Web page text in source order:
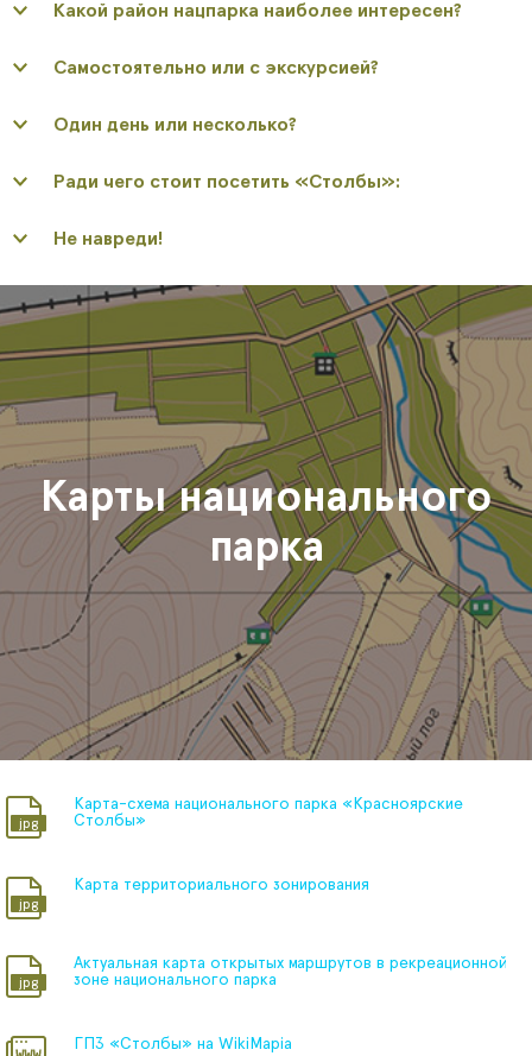
Какой район нацпарка наиболее интересен?
Самостоятельно или с экскурсией?
Один день или несколько?
Ради чего стоит посетить «Столбы»:
Не навреди!
Карты национального
парка
Карта-схема национального парка «Красноярские
Столбы»
Карта территориального зонирования
Актуальная карта открытых маршрутов в рекреационной
зоне национального парка
ГПЗ «Столбы» на WikiMapia